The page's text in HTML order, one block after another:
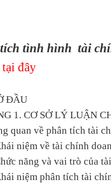
tình hình tài
đây
ĐẦU
1. CƠ SỞ LÝ LUẬN
quan về phân tích tài
niệm về tài chính
năng và vai trò của
niệm phân tích tài